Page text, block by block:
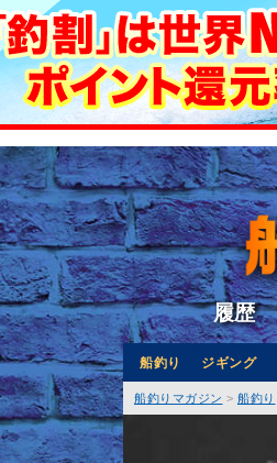
履歴
船釣り ジギング
船釣りマガジン 船釣り